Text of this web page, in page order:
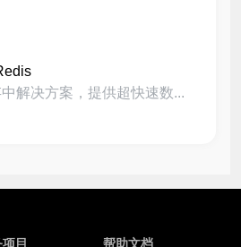
解决方案，提供超快速数...
目 帮助文档